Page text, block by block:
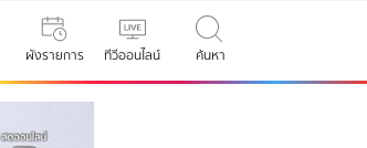
ผังรายการ ทีวีออนไลน์ ค้นหา